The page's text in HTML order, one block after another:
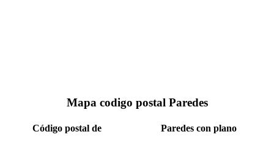
Mapa codigo postal Paredes
Código postal de Paredes con plano